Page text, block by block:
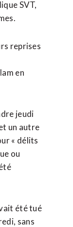
SVT,
reprises
en
jeudi
un autre
« délits
ou
été tué
sans